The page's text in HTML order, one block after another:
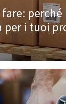
fare: perché
per i tuoi